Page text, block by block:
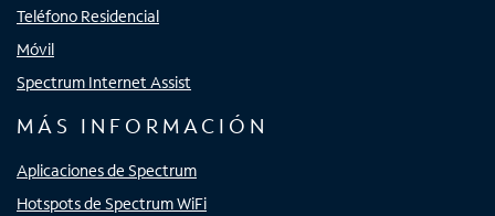
Teléfono Residencial
Móvil
Spectrum Internet Assist
MÁS INFORMACIÓN
Aplicaciones de Spectrum
Hotspots de Spectrum WiFi